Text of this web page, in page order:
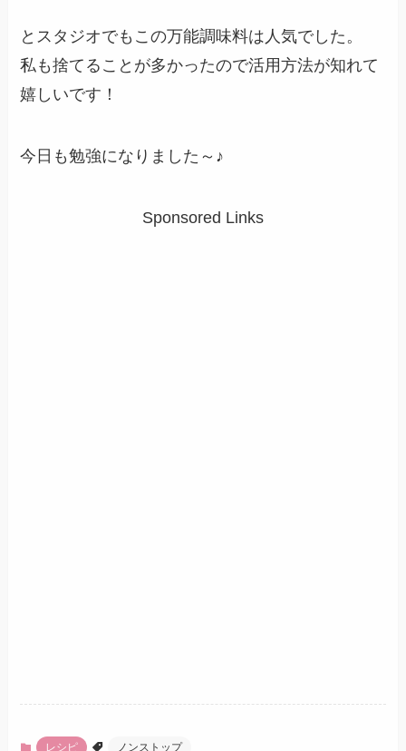
とスタジオでもこの万能調味料は人気でした。
私も捨てることが多かったので活用方法が知れて
嬉しいです！
今日も勉強になりました～♪
Sponsored Links
レシピ ノンストップ